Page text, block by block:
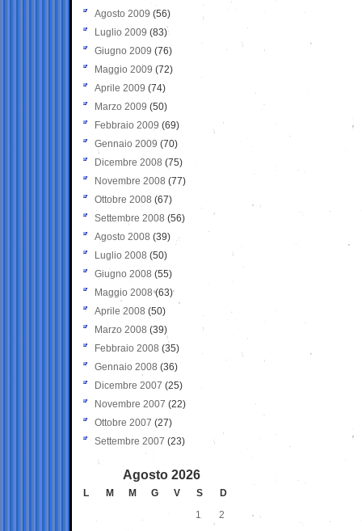
Agosto 2009 (56)
Luglio 2009 (83)
Giugno 2009 (76)
Maggio 2009 (72)
Aprile 2009 (74)
Marzo 2009 (50)
Febbraio 2009 (69)
Gennaio 2009 (70)
Dicembre 2008 (75)
Novembre 2008 (77)
Ottobre 2008 (67)
Settembre 2008 (56)
Agosto 2008 (39)
Luglio 2008 (50)
Giugno 2008 (55)
Maggio 2008(63)
Aprile 2008 (50)
Marzo 2008 (39)
Febbraio 2008 (35)
Gennaio 2008 (36)
Dicembre 2007 (25)
Novembre 2007 (22)
Ottobre 2007 (27)
Settembre 2007 (23)
Agosto 2026
L M M G V S
D
1
2